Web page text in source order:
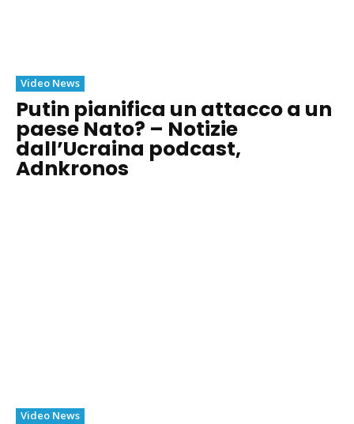
Video News
Putin pianifica un attacco a un
paese Nato? – Notizie
dall’Ucraina podcast,
Adnkronos
Video News